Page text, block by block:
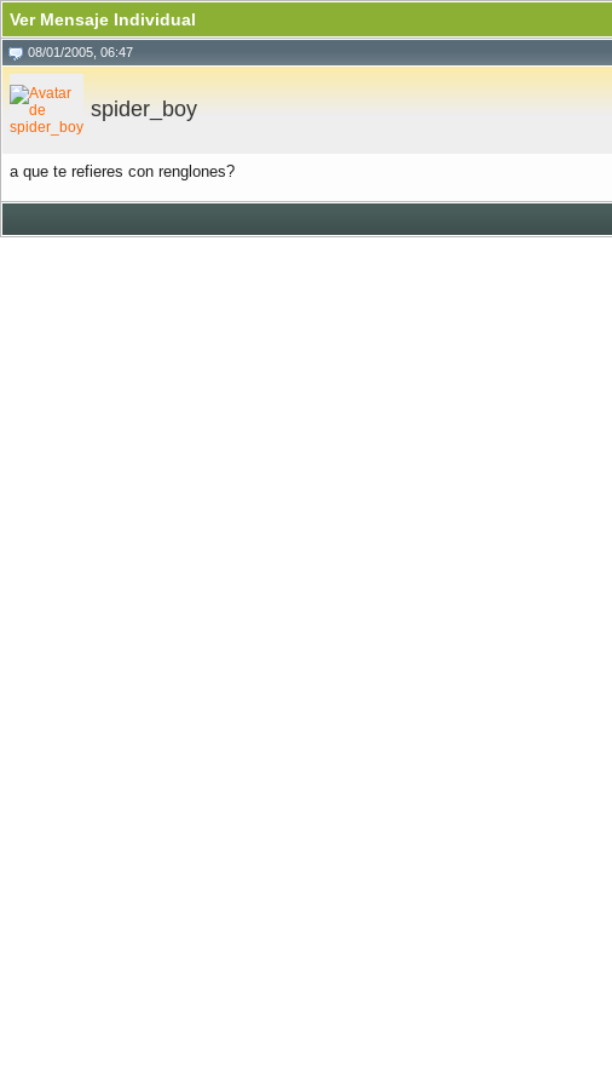
Ver Mensaje Individual
08/01/2005, 06:47
spider_boy
a que te refieres con renglones?